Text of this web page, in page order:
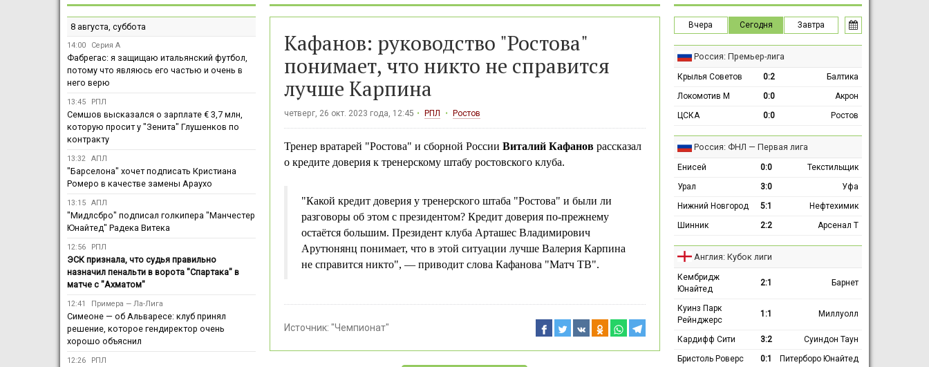
Кафанов: руководство "Ростова"
понимает, что никто не справится
лучше Карпина
четверг, 26 окт. 2023 года, 12:45 РПЛ Ростов
Тренер вратарей "Ростова" и сборной России Виталий Кафановрассказал
о кредите доверия к тренерскому штабу ростовского клуба.
"Какой кредит доверия у тренерского штаба "Ростова" и были ли
разговоры об этом с президентом? Кредит доверия по-прежнему
остаётся большим. Президент клуба Арташес Владимирович
Арутюнянц понимает, что в этой ситуации лучше Валерия Карпина
не справится никто", — приводит слова Кафанова "Матч ТВ".
Источник: "Чемпионат"
8 августа, суббота
14:00 Серия А
Фабрегас: я защищаю итальянский футбол,
потому что являюсь его частью и очень в
него верю
13:45 РПЛ
Семшов высказался о зарплате € 3,7 млн,
которую просит у "Зенита" Глушенков по
контракту
13:32 АПЛ
"Барселона" хочет подписать Кристиана
Ромеро в качестве замены Араухо
13:15 АПЛ
"Мидлсбро" подписал голкипера "Манчестер
Юнайтед" Радека Витека
12:56 РПЛ
ЭСК признала, что судья правильно
назначил пенальти в ворота "Спартака" в
матче с "Ахматом"
12:41 Примера — Ла-Лига
Симеоне — об Альваресе: клуб принял
решение, которое гендиректор очень
хорошо объяснил
12:26 РПЛ
Вчера Сегодня Завтра
Россия: Премьер-лига
Крылья Советов 0:2
Балтика
Локомотив М
0:0
Акрон
ЦСКА
0:0 Ростов
Россия: ФНЛ — Первая лига
Енисей 0:0
Текстильщик
Урал
3:0
Уфа
Нижний Новгород
5:1
Нефтехимик
Шинник
2:2 Арсенал Т
Англия: Кубок лиги
Кембридж
Юнайтед
2:1 Барнет
Куинз Парк
Рейнджерс
1:1 Миллуолл
Кардифф Сити 3:2
Суиндон Таун
Бристоль Роверс
0:1
Питерборо Юнайтед